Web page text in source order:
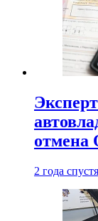
2 года спустя